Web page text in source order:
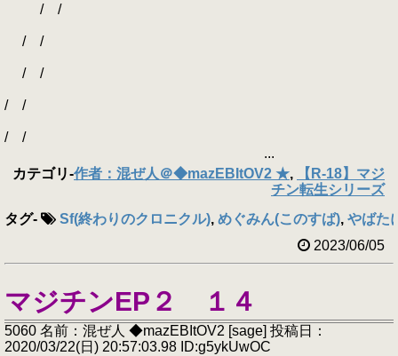
/ /
/ /
/ /
/ /
/ /
...
カテゴリ-作者：混ぜ人＠◆mazEBItOV2 ★,
【R-18】マジ
チン転生シリーズ
タグ- Sf(終わりのクロニクル), めぐみん(このすば), やばた
2023/06/05
マジチンEP２ １４
5060 名前：混ぜ人 ◆mazEBItOV2 [sage] 投稿日：
2020/03/22(日) 20:57:03.98 ID:g5ykUwOC